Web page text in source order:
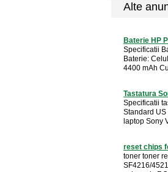
Alte
Baterie HP
Specificatii
Baterie:
4400 mAh
Tastatura
Specificatii
Standard
laptop Sony
reset chips
toner toner
SF4216/